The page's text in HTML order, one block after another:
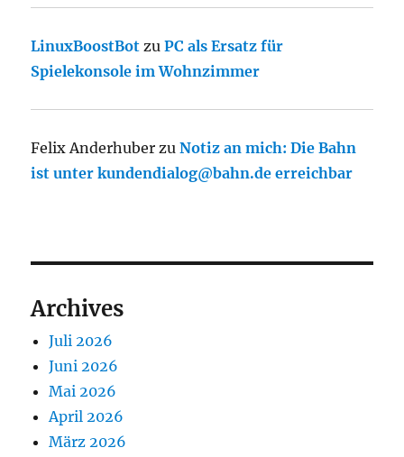
LinuxBoostBot zuPC als Ersatz für
Spielekonsole im Wohnzimmer
Felix Anderhuber zuNotiz an mich: Die Bahn
ist unter kundendialog@bahn.de erreichbar
Archives
Juli 2026
Juni 2026
Mai 2026
April 2026
März 2026